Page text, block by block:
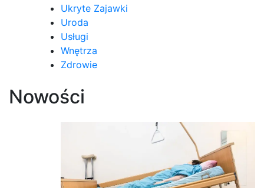
Ukryte Zajawki
Uroda
Usługi
Wnętrza
Zdrowie
Nowości